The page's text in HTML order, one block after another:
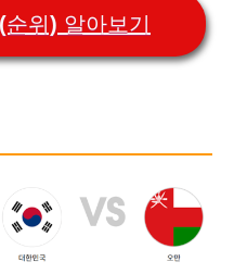
위) 알아보기